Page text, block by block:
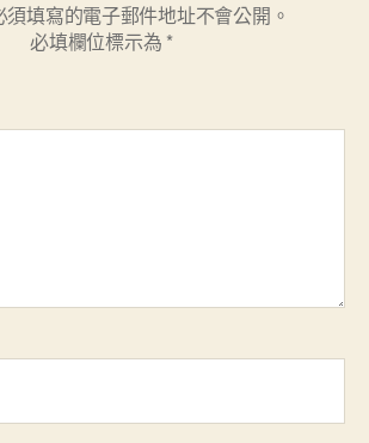
填寫的電子郵件地址不會公開。
必填欄位標示為 *